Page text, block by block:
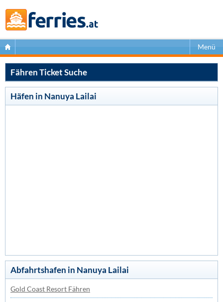
Menü
Fähren Ticket Suche
Häfen in Nanuya Lailai
Abfahrtshafen in Nanuya Lailai
Gold Coast Resort Fähren